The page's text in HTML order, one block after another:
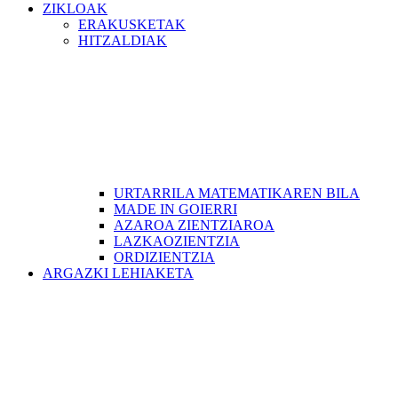
ZIKLOAK
ERAKUSKETAK
HITZALDIAK
URTARRILA MATEMATIKAREN BILA
MADE IN GOIERRI
AZAROA ZIENTZIAROA
LAZKAOZIENTZIA
ORDIZIENTZIA
ARGAZKI LEHIAKETA